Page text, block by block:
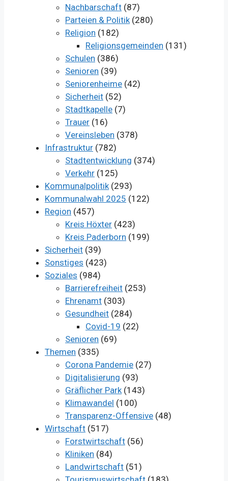
Nachbarschaft (87)
Parteien & Politik (280)
Religion (182)
Religionsgemeinden (131)
Schulen (386)
Senioren (39)
Seniorenheime (42)
Sicherheit (52)
Stadtkapelle (7)
Trauer (16)
Vereinsleben (378)
Infrastruktur (782)
Stadtentwicklung (374)
Verkehr (125)
Kommunalpolitik (293)
Kommunalwahl 2025 (122)
Region (457)
Kreis Höxter (423)
Kreis Paderborn (199)
Sicherheit (39)
Sonstiges (423)
Soziales (984)
Barrierefreiheit (253)
Ehrenamt (303)
Gesundheit (284)
Covid-19 (22)
Senioren (69)
Themen (335)
Corona Pandemie (27)
Digitalisierung (93)
Gräflicher Park (143)
Klimawandel (100)
Transparenz-Offensive (48)
Wirtschaft (517)
Forstwirtschaft (56)
Kliniken (84)
Landwirtschaft (51)